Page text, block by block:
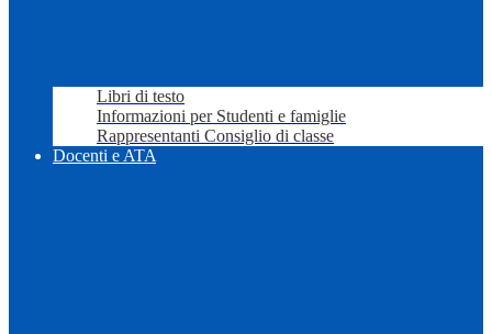
Libri di testo
Informazioni per Studenti e famiglie
Rappresentanti Consiglio di classe
Docenti e ATA